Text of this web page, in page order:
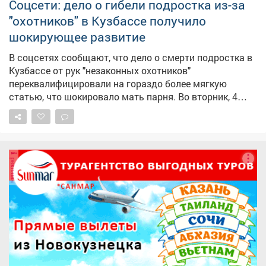
Соцсети: дело о гибели подростка из-за
"охотников" в Кузбассе получило
шокирующее развитие
В соцсетях сообщают, что дело о смерти подростка в
Кузбассе от рук "незаконных охотников"
переквалифицировали на гораздо более мягкую
статью, что шокировало мать парня. Во вторник, 4
августа, в соцсети попало заявление матери 17-
летнего подростка, застреленного во время "охоты" в
подлинность которого не подтверждена, изначально
на троих мужчин завели уголовное дело об убийстве,
однако фигуранты настояли на том, что перепутали
парня с косулей, и назвали случившееся трагической
случайностью. И следователь якобы
переквалифицировал дело на "причинение смерти по
неосторожности" и "незаконную охоту". Наказание по
этим статьям намного мягче, чем за убийство, тем
более группой лиц. В публикации утверждается, что
реклама